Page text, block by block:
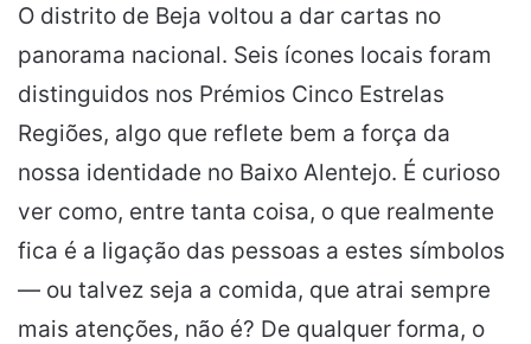
O distrito de Beja voltou a dar cartas no
panorama nacional. Seis ícones locais foram
distinguidos nos Prémios Cinco Estrelas
Regiões, algo que reflete bem a força da
nossa identidade no Baixo Alentejo. É curioso
ver como, entre tanta coisa, o que realmente
fica é a ligação das pessoas a estes símbolos
— ou talvez seja a comida, que atrai sempre
mais atenções, não é? De qualquer forma, o